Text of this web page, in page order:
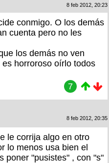
8 feb 2012, 20:23
conmigo. O los demás
cuenta pero no les
los demás no ven
horroroso oírlo todos
7
8 feb 2012, 20:35
le corrija algo en otro
lo menos usa bien el
poner "pusistes" , con "s"